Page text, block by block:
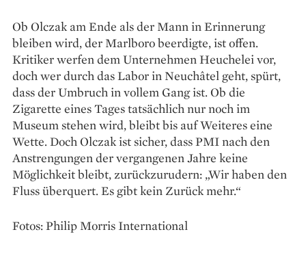
Ob Olczak am Ende als der Mann in Erinnerung
bleiben wird, der Marlboro beerdigte, ist offen.
Kritiker werfen dem Unternehmen Heuchelei vor,
doch wer durch das Labor in Neuchâtel geht, spürt,
dass der Umbruch in vollem Gang ist. Ob die
Zigarette eines Tages tatsächlich nur noch im
Museum stehen wird, bleibt bis auf Weiteres eine
Wette. Doch Olczak ist sicher, dass PMI nach den
Anstrengungen der vergangenen Jahre keine
Möglichkeit bleibt, zurückzurudern: „Wir haben den
Fluss überquert. Es gibt kein Zurück mehr.“
Fotos: Philip Morris International